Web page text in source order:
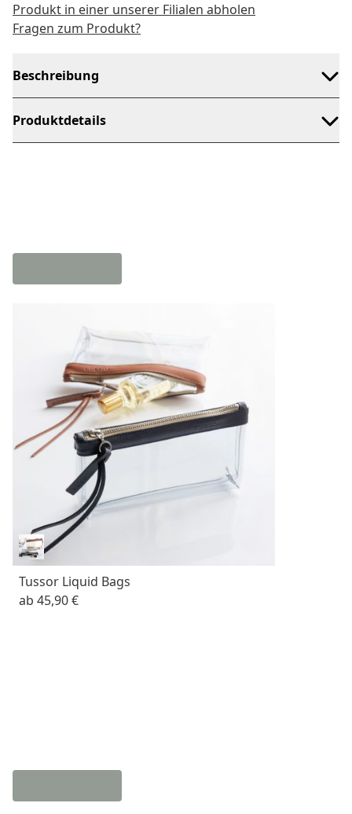
Produkt in einer unserer Filialen abholen
Fragen zum Produkt?
Beschreibung
Produktdetails
Tussor Liquid Bags
ab 45,90 €